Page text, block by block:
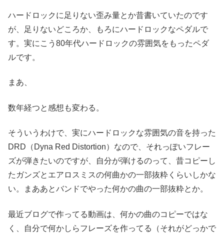
ハードロックに足りない歪み量とか昔書いていたのです
が、足りないどころか、もろにハードロックなペダルで
す。実にこう80年代ハードロックの雰囲気をもったペダ
ルです。
まあ、
数年経つと感想も変わる。
そういうわけで、実にハードロックな雰囲気の音を持った
DRD（Dyna Red Distortion）なので、それっぽいフレー
ズが弾きたいのですが、自分が弾けるのって、昔コピーし
たガンズとエアロスミスの何曲かの一部抜粋くらいしかな
い。まああとバンドでやった何かの曲の一部抜粋とか。
最近ブログで作ってる動画は、何かの曲のコピーではな
く、自分で何かしらフレーズを作ってる（それがどっかで